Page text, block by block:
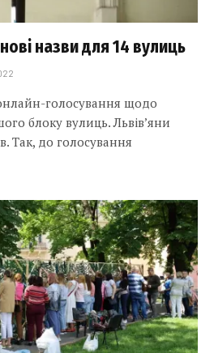
назви для 14 вулиць
голосування щодо
блоку вулиць. Львів’яни
Так, до голосування